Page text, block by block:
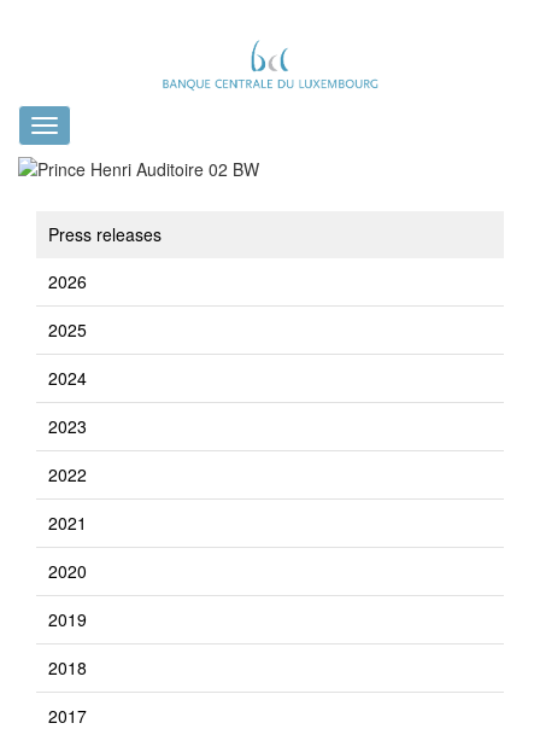
Toggle
navigation
Press releases
2026
2025
2024
2023
2022
2021
2020
2019
2018
2017